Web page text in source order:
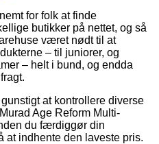
for folk at finde
butikker på nettet, og så
været nødt til at
– til juniorer, og
– helt i bund, og endda
at kontrollere diverse
Age Reform Multi-
du færdiggør din
at indhente den laveste pris.